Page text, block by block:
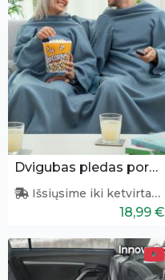
Dvigubas pledas poroms
Išsiųsime iki ketvirtadienio
18,99 €